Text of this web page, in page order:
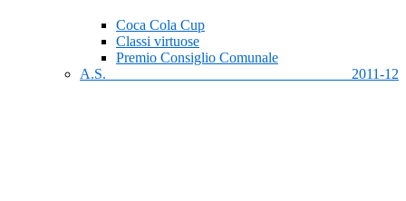
Coca Cola Cup
Classi virtuose
Premio Consiglio Comunale
A.S. 2011-12